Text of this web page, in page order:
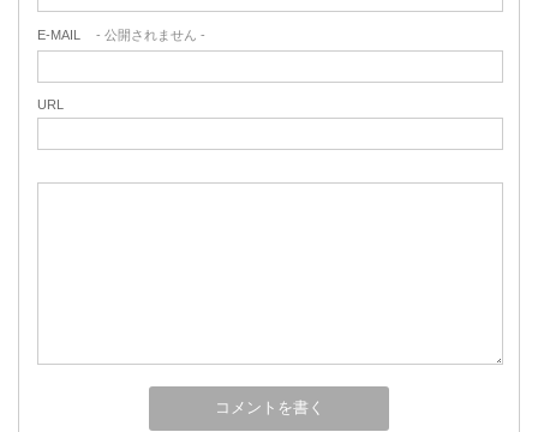
E-MAIL - 公開されません -
URL